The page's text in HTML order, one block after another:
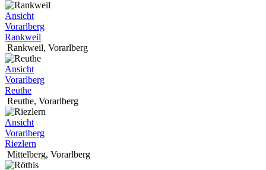
Ansicht
Vorarlberg
Rankweil
Rankweil, Vorarlberg
Ansicht
Vorarlberg
Reuthe
Reuthe, Vorarlberg
Ansicht
Vorarlberg
Riezlern
Mittelberg, Vorarlberg